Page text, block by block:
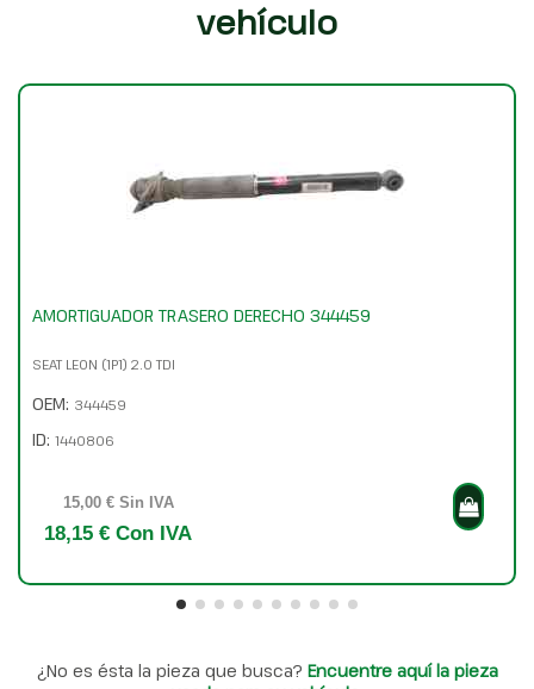
vehículo
AMORTIGUADOR TRASERO DERECHO 344459
SEAT LEON (1P1) 2.0 TDI
OEM: 344459
ID: 1440806
15,00 € Sin IVA
18,15 € Con IVA
¿No es ésta la pieza que busca? Encuentre aquí la pieza